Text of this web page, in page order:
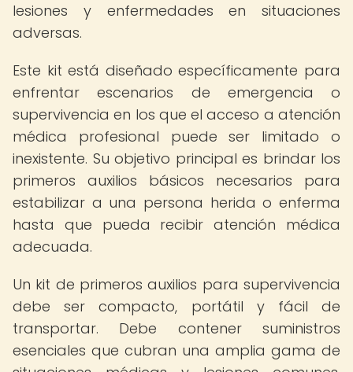
lesiones y enfermedades en situaciones
adversas.
Este kit está diseñado específicamente para
enfrentar escenarios de emergencia o
supervivencia en los que el acceso a atención
médica profesional puede ser limitado o
inexistente. Su objetivo principal es brindar los
primeros auxilios básicos necesarios para
estabilizar a una persona herida o enferma
hasta que pueda recibir atención médica
adecuada.
Un kit de primeros auxilios para supervivencia
debe ser compacto, portátil y fácil de
transportar. Debe contener suministros
esenciales que cubran una amplia gama de